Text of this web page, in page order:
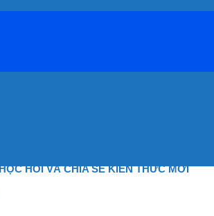
HỎIVÀ CHIA SẺ KIẾN THỨC MỚI